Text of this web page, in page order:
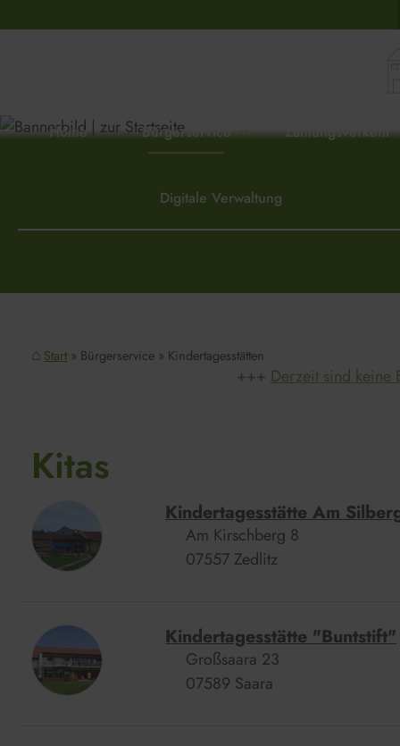
Home Bürgerservice Zahlungsverkehr
Digitale Verwaltung
Start Bürgerservice Kindertagesstätten
Derzeit sind keine
Kitas
Kindertagesstätte Am
Am Kirschberg 8
07557 Zedlitz
Kindertagesstätte "Buntstift"
Großsaara 23
07589 Saara